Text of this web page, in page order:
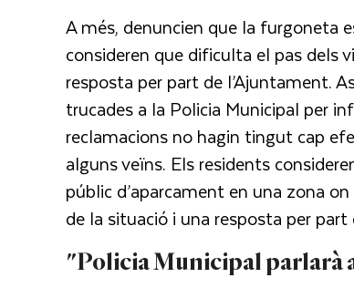
A més, denuncien que la furgoneta
consideren que dificulta el pas dels
resposta per part de l’Ajuntament.
trucades a la Policia Municipal per
reclamacions no hagin tingut cap
alguns veïns. Els residents
públic d’aparcament en una zona
de la situació i una resposta per part
"Policia Municipal parlarà